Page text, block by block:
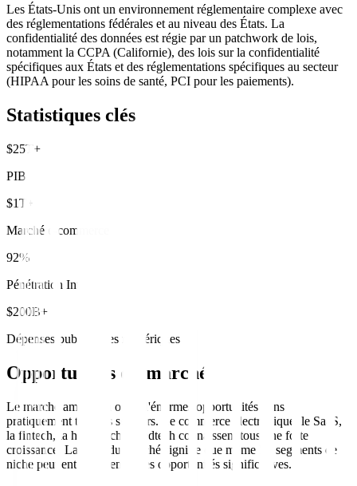
Les États-Unis ont un environnement réglementaire complexe avec
des réglementations fédérales et au niveau des États. La
confidentialité des données est régie par un patchwork de lois,
notamment la CCPA (Californie), des lois sur la confidentialité
spécifiques aux États et des réglementations spécifiques au secteur
(HIPAA pour les soins de santé, PCI pour les paiements).
Statistiques clés
$25T+
PIB
$1T+
Marché e-commerce
92%
Pénétration Internet
$200B+
Dépenses publicitaires numériques
Opportunités du marché
Le marché américain offre d'énormes opportunités dans
pratiquement tous les secteurs. Le commerce électronique, le SaaS,
la fintech, la healthtech et l'edtech connaissent tous une forte
croissance. La taille du marché signifie que même les segments de
niche peuvent représenter des opportunités significatives.